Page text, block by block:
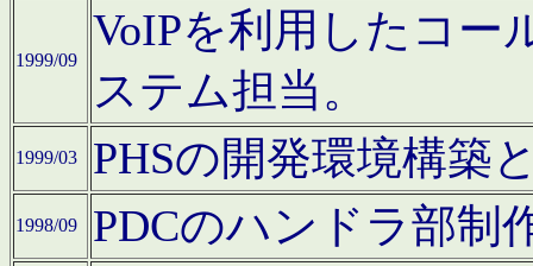
1999/09
VoIPを利用したコー
ステム担当。
1999/03 PHSの開発環境構築
1998/09 PDCのハンドラ部制